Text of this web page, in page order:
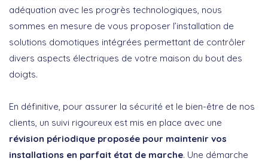
adéquation avec les progrès technologiques, nous
sommes en mesure de vous proposer l’installation de
solutions domotiques intégrées permettant de contrôler
divers aspects électriques de votre maison du bout des
doigts.
En définitive, pour assurer la sécurité et le bien-être de nos
clients, un suivi rigoureux est mis en place avec une
révision périodique proposée pour maintenir vos
installations en parfait état de marche. Une démarche